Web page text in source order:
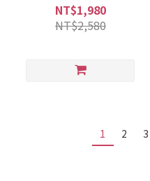
NT$1,980
NT$2,580
1 2 3